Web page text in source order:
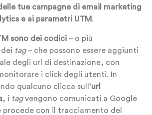
tue campagne di email marketing
e ai parametri UTM.
sono dei codici – o più
tag– che possono essere aggiunti
degli url di destinazione, con
i click degli utenti. In
qualcuno clicca sull’url
, i tagvengono comunicati a Google
procede con il tracciamento del